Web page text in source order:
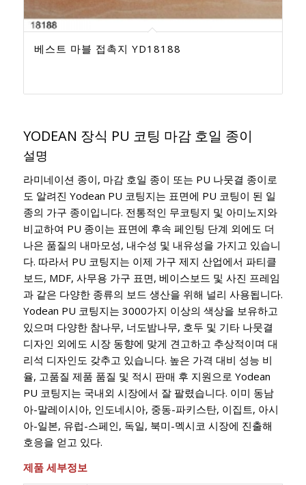
베스트 마블 접촉지 YD18188
YODEAN 장식 PU 코팅 마감 호일 종이
설명
라미네이션 종이, 마감 호일 종이 또는 PU 나뭇결 종이로
도 알려진 Yodean PU 코팅지는 표면에 PU 코팅이 된 일
종의 가구 종이입니다. 전통적인 무코팅지 및 아미노지와
비교하여 PU 종이는 표면에 후속 페인팅 단계 외에도 더
나은 품질의 내마모성, 내수성 및 내유성을 가지고 있습니
다. 따라서 PU 코팅지는 이제 가구 제지 산업에서 파티클
보드, MDF, 사무용 가구 표면, 베이스보드 및 사진 프레임
과 같은 다양한 종류의 보드 생산을 위해 널리 사용됩니다.
Yodean PU 코팅지는 3000가지 이상의 색상을 보유하고
있으며 다양한 참나무, 너도밤나무, 호두 및 기타 나뭇결
디자인 외에도 시장 동향에 맞게 견고하고 추상적이며 대
리석 디자인도 갖추고 있습니다. 높은 가격 대비 성능 비
율, 고품질 제품 품질 및 적시 판매 후 지원으로 Yodean
PU 코팅지는 국내외 시장에서 잘 팔렸습니다. 이미 동남
아-말레이시아, 인도네시아, 중동-파키스탄, 이집트, 아시
아-일본, 유럽-스페인, 독일, 북미-멕시코 시장에 진출해
호응을 얻고 있다.
제품 세부정보